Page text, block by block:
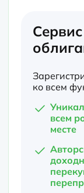
ко всем
всем
месте